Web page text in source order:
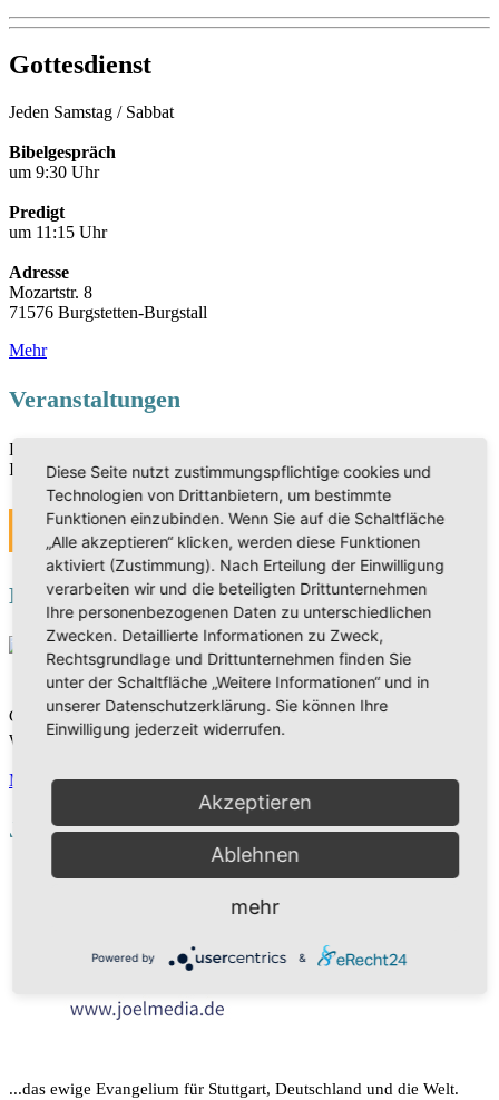
Gottesdienst
Jeden Samstag / Sabbat
Bibelgespräch
um 9:30 Uhr
Predigt
um 11:15 Uhr
Adresse
Mozartstr. 8
71576 Burgstetten-Burgstall
Mehr
Veranstaltungen
Die Veranstaltungen sind derzeit in Bearbeitung. Vielen Dank für
Ihr Verständnis.
DAS WORT
Christliches Fernsehen - spannende Sendungen rund um Gottes
Wort. Die Bibel mit neuen Augen sehen und verstehen.
Mehr
Joel Media Ministry
...das ewige Evangelium für Stuttgart, Deutschland und die Welt.
Diese Seite nutzt zustimmungspflichtige cookies und
Technologien von Drittanbietern, um bestimmte
Funktionen einzubinden. Wenn Sie auf die Schaltfläche
„Alle akzeptieren“ klicken, werden diese Funktionen
aktiviert (Zustimmung). Nach Erteilung der Einwilligung
verarbeiten wir und die beteiligten Drittunternehmen
Ihre personenbezogenen Daten zu unterschiedlichen
Zwecken. Detaillierte Informationen zu Zweck,
Rechtsgrundlage und Drittunternehmen finden Sie
unter der Schaltfläche „Weitere Informationen“ und in
unserer Datenschutzerklärung. Sie können Ihre
Einwilligung jederzeit widerrufen.
Akzeptieren
Ablehnen
mehr
Powered by &